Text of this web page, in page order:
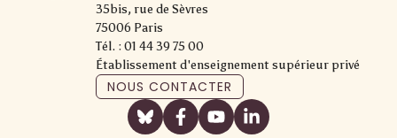
35bis, rue de Sèvres
75006 Paris
Tél. : 01 44 39 75 00
Établissement d'enseignement supérieur privé
NOUS CONTACTER